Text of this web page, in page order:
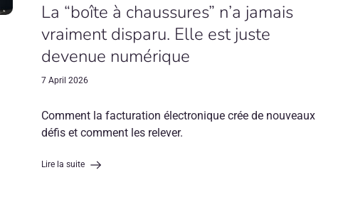
La “boîte à chaussures” n’a jamais
vraiment disparu. Elle est juste
devenue numérique
7 April 2026
Comment la facturation électronique crée de nouveaux
défis et comment les relever.
Lire la suite